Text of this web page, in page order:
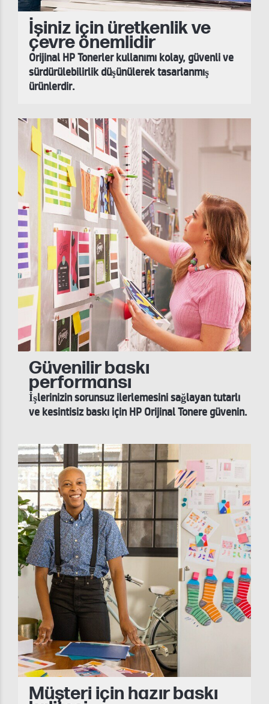
İşiniz için üretkenlik ve
çevre önemlidir
Orijinal HP Tonerler kullanımı kolay, güvenli ve
sürdürülebilirlik düşünülerek tasarlanmış
ürünlerdir.
Güvenilir baskı
performansı
İşlerinizin sorunsuz ilerlemesini sağlayan tutarlı
ve kesintisiz baskı için HP Orijinal Tonere güvenin.
Müşteri için hazır baskı